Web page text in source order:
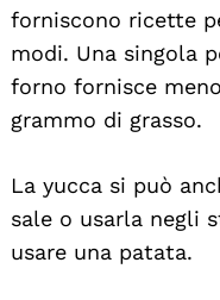
forniscono ricette
modi. Una singola
forno fornisce
grammo di grasso.
La yucca si può
sale o usarla negli
usare una patata.